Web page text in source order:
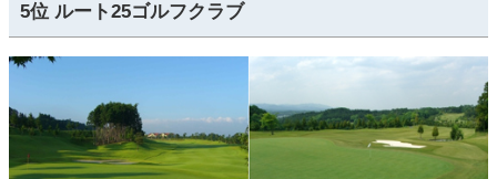
5位 ルート25ゴルフクラブ